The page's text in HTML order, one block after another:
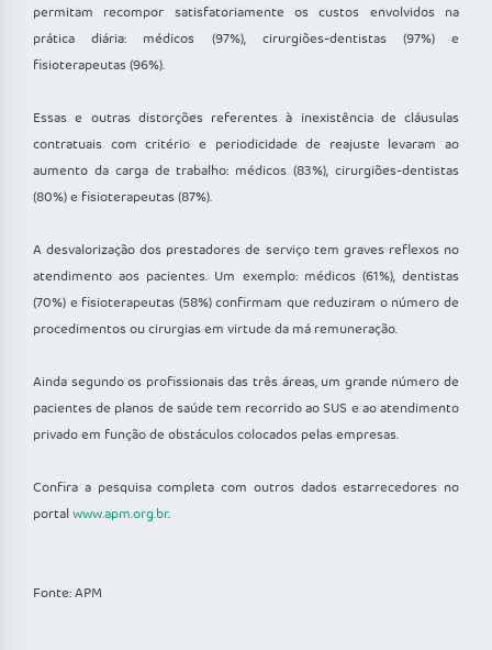
permitam recompor satisfatoriamente os custos envolvidos na
prática diária: médicos (97%), cirurgiões-dentistas (97%) e
fisioterapeutas (96%).
Essas e outras distorções referentes à inexistência de cláusulas
contratuais com critério e periodicidade de reajuste levaram ao
aumento da carga de trabalho: médicos (83%), cirurgiões-dentistas
(80%) e fisioterapeutas (87%).
A desvalorização dos prestadores de serviço tem graves reflexos no
atendimento aos pacientes. Um exemplo: médicos (61%), dentistas
(70%) e fisioterapeutas (58%) confirmam que reduziram o número de
procedimentos ou cirurgias em virtude da má remuneração.
Ainda segundo os profissionais das três áreas, um grande número de
pacientes de planos de saúde tem recorrido ao SUS e ao atendimento
privado em função de obstáculos colocados pelas empresas.
Confira a pesquisa completa com outros dados estarrecedores no
portalwww.apm.org.br.
Fonte: APM